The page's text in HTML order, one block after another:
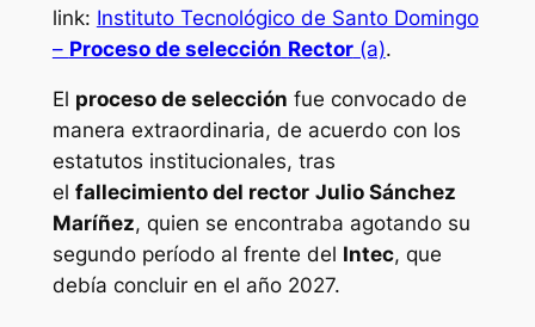
link: Instituto Tecnológico de Santo Domingo
– Proceso de selección Rector(a).
El proceso de selección fue convocado de
manera extraordinaria, de acuerdo con los
estatutos institucionales, tras
el fallecimiento del rector Julio Sánchez
Maríñez, quien se encontraba agotando su
segundo período al frente del Intec, que
debía concluir en el año 2027.